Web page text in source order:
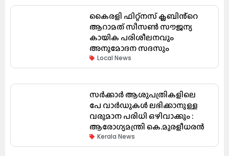
കൈരളി ഫിറ്റ്നസ് ക്ലബിൻ്റെ
ആറാമത് സീസൺ സൗജന്യ
കായിക പരിശീലനവും
അനുമോദന സദസും
Local News
സർക്കാർ ആശുപത്രികളിലെ
പേ വാർഡുകൾ ലഭിക്കാനുള്ള
വരുമാന പരിധി ഒഴിവാക്കും :
ആരോഗ്യമന്ത്രി കെ.മുരളീധരൻ
Kerala News